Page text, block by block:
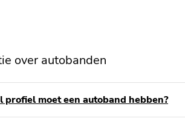
over autobanden
profiel moet een autoband hebben?